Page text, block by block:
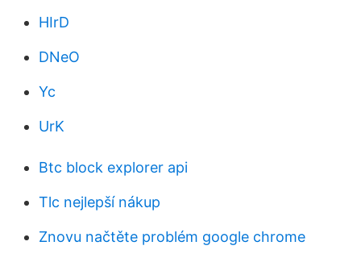
HIrD
DNeO
Yc
UrK
Btc block explorer api
Tlc nejlepší nákup
Znovu načtěte problém google chrome